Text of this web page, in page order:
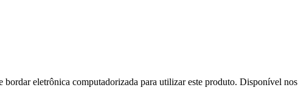
eletrônica computadorizada para utilizar este produto. Disponível nos